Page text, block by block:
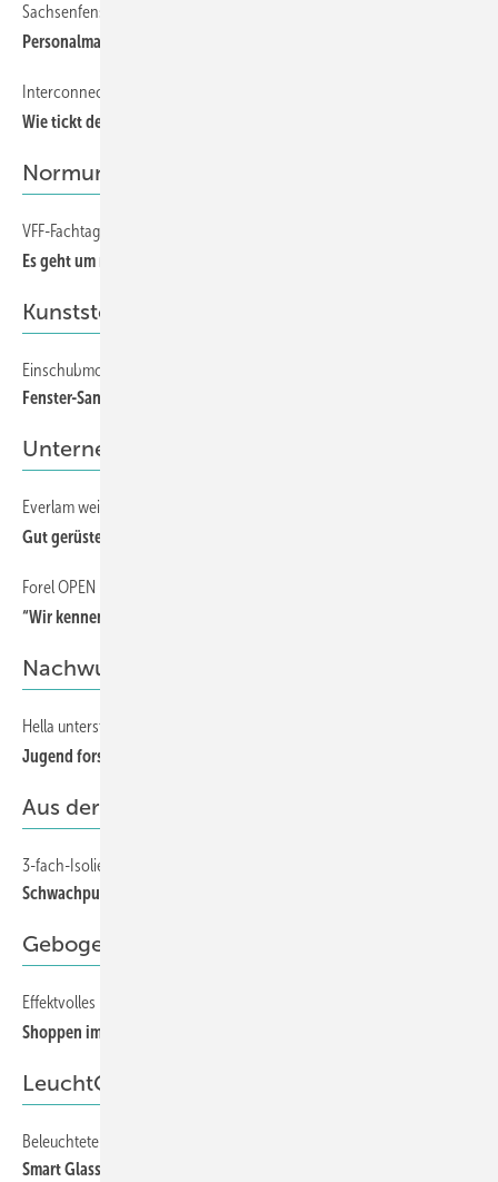
Sachsenfenster
Personalmangel im Vertrieb führte zur Insolvenz
Interconnection Consulting.
Wie tickt der globale Fenstermarkt?
Normung und Technik
VFF-Fachtagung zur Glasqualität
Es geht um mehr als Kratzer, Einschlüsse und Anisotropien
Kunststofffenster
Einschubmontage von Finstral
Fenster-Sanierung in 30 Minuten
Unternehmen
Everlam weiht neues Kompetenzzentrum ein
Gut gerüstet in die Zukunft
Forel OPEN HOUSE 2018
“Wir kennen keine Limits“
Nachwuchsförderung
Hella unterstützt Forschungsprojekt “Drahtlose Energieversorgung“
Jugend forscht
Aus der Gutachterpraxis
3-fach-Isolierglas, Mittelscheibe beschichtet
Schwachpunkt Mittelscheibe
Gebogenes Glas
Effektvolles Farb- und Formenspiel in der PlusCity Linz
Shoppen im großen Bogen
LeuchtGläser
Beleuchtete Bauelemente: Mehrwert durch Flächenlicht
Smart Glass leicht gemacht